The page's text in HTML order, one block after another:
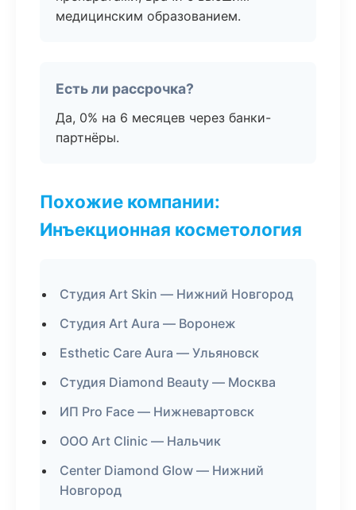
медицинским образованием.
Есть ли рассрочка?
Да, 0% на 6 месяцев через банки-
партнёры.
Похожие компании:
Инъекционная косметология
Студия Art Skin — Нижний Новгород
Студия Art Aura — Воронеж
Esthetic Care Aura — Ульяновск
Студия Diamond Beauty — Москва
ИП Pro Face — Нижневартовск
ООО Art Clinic — Нальчик
Center Diamond Glow — Нижний
Новгород